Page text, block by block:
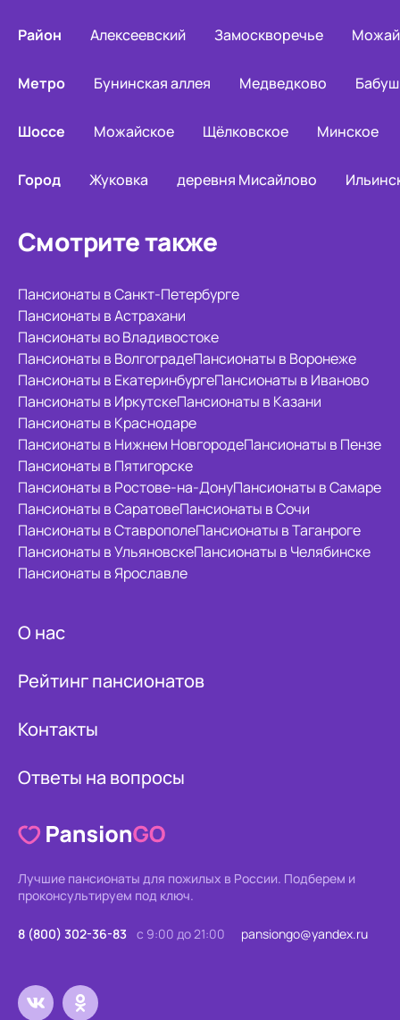
Район Алексеевский Замоскворечье
Метро Бунинская аллея Медведково
Шоссе Можайское Щёлковское Минское
Город Жуковка деревня Мисайлово
Смотрите также
Пансионаты в Санкт-Петербурге
Пансионаты в Астрахани
Пансионаты во Владивостоке
Пансионаты в ВолгоградеПансионаты в Воронеже
Пансионаты в ЕкатеринбургеПансионаты в Иваново
Пансионаты в ИркутскеПансионаты в Казани
Пансионаты в Краснодаре
Пансионаты в Нижнем НовгородеПансионаты в Пензе
Пансионаты в Пятигорске
Пансионаты в Ростове-на-ДонуПансионаты в Самаре
Пансионаты в СаратовеПансионаты в Сочи
Пансионаты в СтаврополеПансионаты в Таганроге
Пансионаты в УльяновскеПансионаты в Челябинске
Пансионаты в Ярославле
О нас
Рейтинг пансионатов
Контакты
Ответы на вопросы
Лучшие пансионаты для пожилых в России. Подберем и
проконсультируем под ключ.
8 (800) 302-36-83 с 9:00 до 21:00 pansiongo@yandex.ru